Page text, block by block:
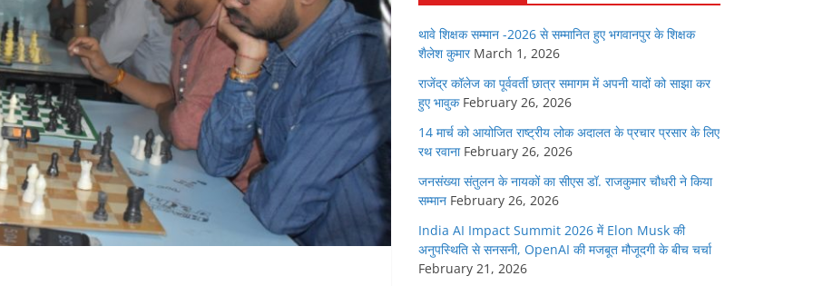
थावे शिक्षक सम्मान -2026 से सम्मानित हुए भगवानपुर के शिक्षक
शैलेश कुमार March 1, 2026
राजेंद्र कॉलेज का पूर्ववर्ती छात्र समागम में अपनी यादों को साझा कर
हुए भावुक February 26, 2026
14 मार्च को आयोजित राष्ट्रीय लोक अदालत के प्रचार प्रसार के लिए
रथ रवाना February 26, 2026
जनसंख्या संतुलन के नायकों का सीएस डॉ. राजकुमार चौधरी ने किया
सम्मान February 26, 2026
India AI Impact Summit 2026 में Elon Musk की
अनुपस्थिति से सनसनी, OpenAI की मजबूत मौजूदगी के बीच चर्चा
February 21, 2026